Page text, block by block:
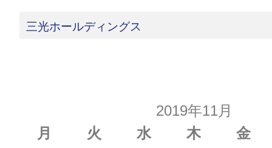
三光ホールディングス
2019年11月
月
火 水 木
金